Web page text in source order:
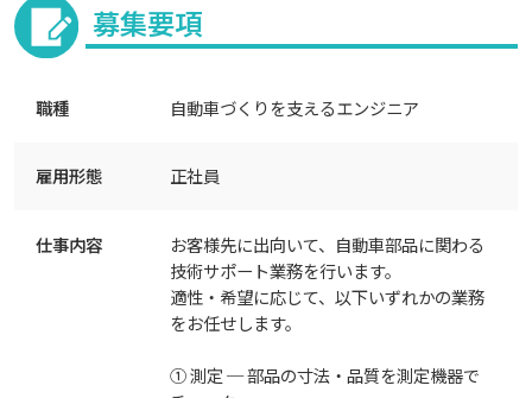
募集要項
職種 自動車づくりを支えるエンジニア
雇用形態 正社員
仕事内容
お客様先に出向いて、自動車部品に関わる
技術サポート業務を行います。
適性・希望に応じて、以下いずれかの業務
をお任せします。
① 測定 ─ 部品の寸法・品質を測定機器で